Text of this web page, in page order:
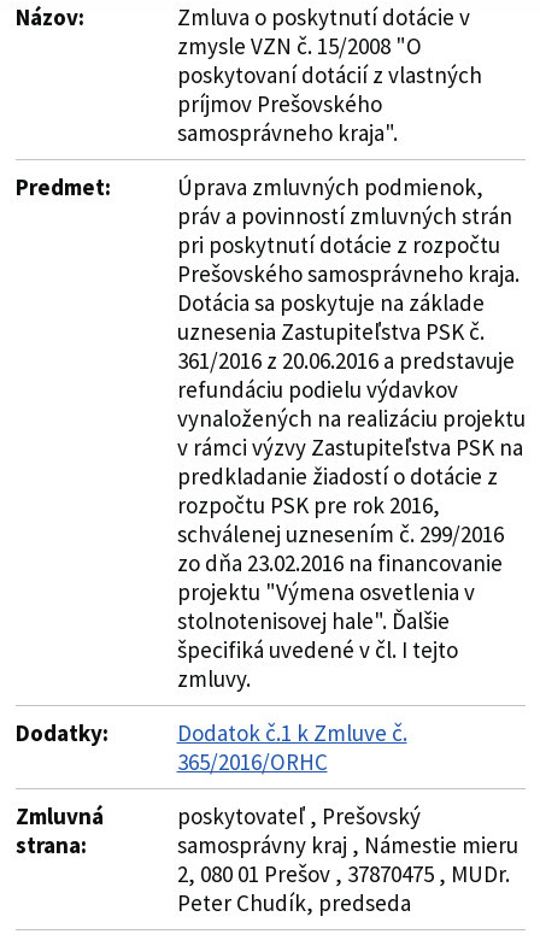
Názov:
Zmluva o poskytnutí dotácie v
zmysle VZN č. 15/2008 "O
poskytovaní dotácií z vlastných
príjmov Prešovského
samosprávneho kraja".
Predmet:
Úprava zmluvných podmienok,
práv a povinností zmluvných strán
pri poskytnutí dotácie z rozpočtu
Prešovského samosprávneho kraja.
Dotácia sa poskytuje na základe
uznesenia Zastupiteľstva PSK č.
361/2016 z 20.06.2016 a predstavuje
refundáciu podielu výdavkov
vynaložených na realizáciu projektu
v rámci výzvy Zastupiteľstva PSK na
predkladanie žiadostí o dotácie z
rozpočtu PSK pre rok 2016,
schválenej uznesením č. 299/2016
zo dňa 23.02.2016 na financovanie
projektu "Výmena osvetlenia v
stolnotenisovej hale". Ďalšie
špecifiká uvedené v čl. I tejto
zmluvy.
Dodatky:
Dodatok č.1 k Zmluve č.
365/2016/ORHC
Zmluvná
strana:
poskytovateľ , Prešovský
samosprávny kraj , Námestie mieru
2, 080 01 Prešov , 37870475 , MUDr.
Peter Chudík, predseda